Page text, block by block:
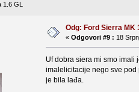
1.6 GL
Odg: Ford Sierra MK
« Odgovori #9 : 18
Uf dobra siera mi smo imali
imalelicitacije nego sve
je bila lađa.